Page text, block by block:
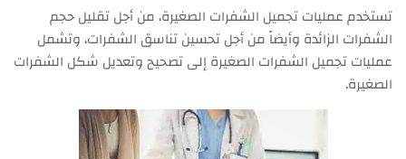
تستخدم عمليات تجميل الشفرات الصغيرة، من أجل تقليل حجم
الشفرات الزائدة وأيضاً من أجل تحسين تناسق الشفرات، وتشمل
عمليات تجميل الشفرات الصغيرة إلى تصحيح وتعديل شكل الشفرات
الصغيرة.